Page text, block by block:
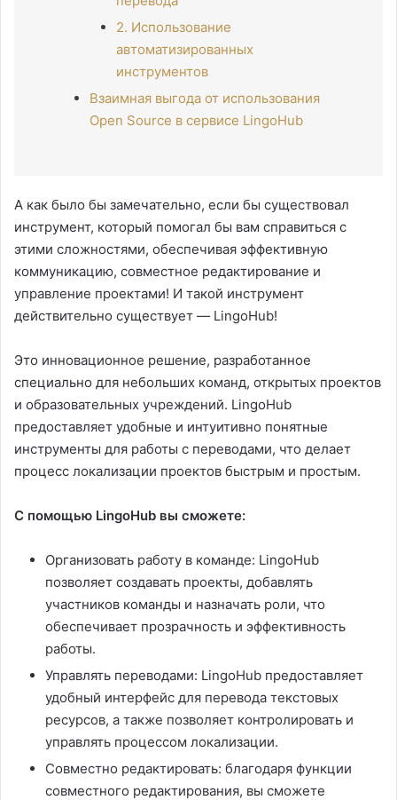
2. Использование
автоматизированных
инструментов
Взаимная выгода от использования
Open Source в сервисе LingoHub
А как было бы замечательно, если бы существовал
инструмент, который помогал бы вам справиться с
этими сложностями, обеспечивая эффективную
коммуникацию, совместное редактирование и
управление проектами! И такой инструмент
действительно существует — LingoHub!
Это инновационное решение, разработанное
специально для небольших команд, открытых проектов
и образовательных учреждений. LingoHub
предоставляет удобные и интуитивно понятные
инструменты для работы с переводами, что делает
процесс локализации проектов быстрым и простым.
С помощью LingoHub вы сможете:
Организовать работу в команде: LingoHub
позволяет создавать проекты, добавлять
участников команды и назначать роли, что
обеспечивает прозрачность и эффективность
работы.
Управлять переводами: LingoHub предоставляет
удобный интерфейс для перевода текстовых
ресурсов, а также позволяет контролировать и
управлять процессом локализации.
Совместно редактировать: благодаря функции
совместного редактирования, вы сможете